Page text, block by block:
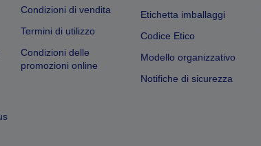
Condizioni di vendita
Termini di utilizzo
Condizioni delle
promozioni online
Etichetta imballaggi
Codice Etico
Modello organizzativo
Notifiche di sicurezza